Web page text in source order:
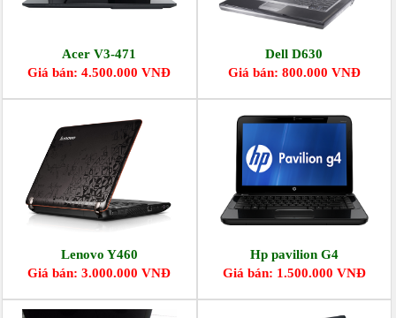
Acer V3-471
Giá bán: 4.500.000 VNĐ
Dell D630
Giá bán: 800.000 VNĐ
Lenovo Y460
Giá bán: 3.000.000 VNĐ
Hp pavilion G4
Giá bán: 1.500.000 VNĐ